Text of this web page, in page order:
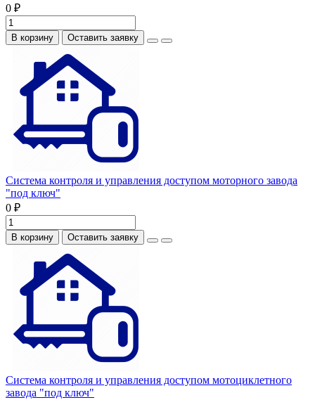
0 ₽
В корзину Оставить заявку
Система контроля и управления доступом моторного завода
"под ключ"
0 ₽
В корзину Оставить заявку
Система контроля и управления доступом мотоциклетного
завода "под ключ"